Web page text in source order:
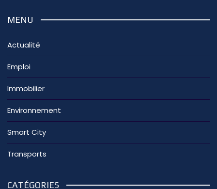
MENU
Actualité
Emploi
Immobilier
Environnement
Smart City
Transports
CATÉGORIES